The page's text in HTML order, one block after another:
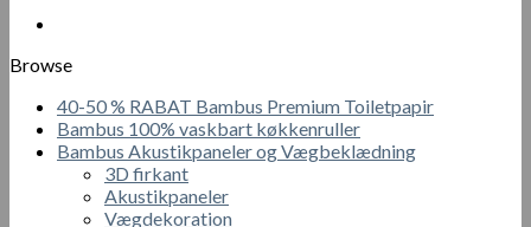
Browse
40-50 % RABAT Bambus Premium Toiletpapir
Bambus 100% vaskbart køkkenruller
Bambus Akustikpaneler og Vægbeklædning
3D firkant
Akustikpaneler
Vægdekoration